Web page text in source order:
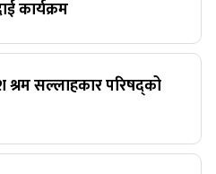
कार्यक्रम
श्रम सल्लाहकार परिषद्को